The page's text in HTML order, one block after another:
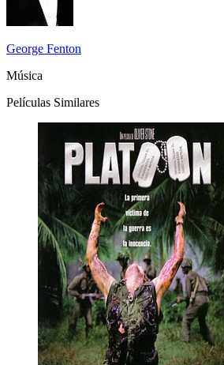
George Fenton
Música
Películas Similares